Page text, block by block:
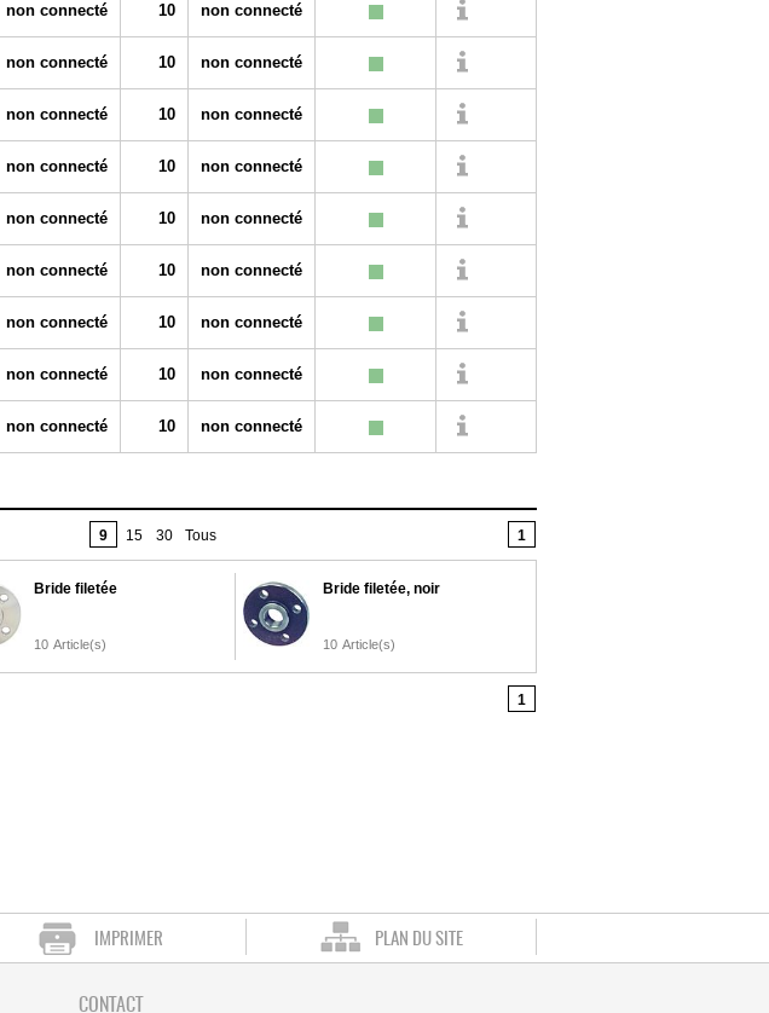
non connecté 10 non connecté
non connecté 10 non connecté
non connecté 10 non connecté
non connecté 10 non connecté
non connecté 10 non connecté
non connecté 10 non connecté
non connecté 10 non connecté
non connecté 10 non connecté
non connecté 10 non connecté
9 15 30 Tous 1
Bride filetée
10 Article(s)
Bride filetée, noir
10 Article(s)
1
IMPRIMER PLAN DU SITE
CONTACT